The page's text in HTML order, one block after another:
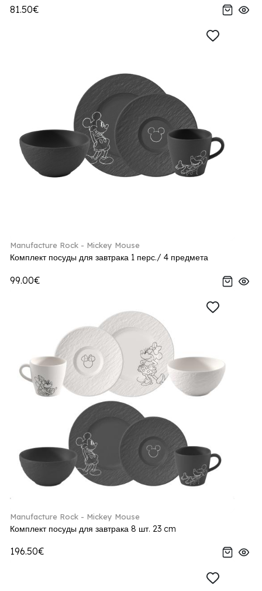
81.50€
Manufacture Rock - Mickey Mouse
Комплект посуды для завтрака 1 перс./ 4 предмета
99.00€
Manufacture Rock - Mickey Mouse
Комплект посуды для завтрака 8 шт. 23 cm
196.50€